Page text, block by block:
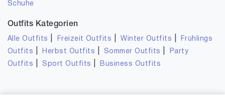
Schuhe
Outfits Kategorien
Alle Outfits Freizeit Outfits |Winter Outfits
Frühlings
Outfits
Herbst Outfits Sommer Outfits
Party
Outfits
Sport Outfits Business Outfits